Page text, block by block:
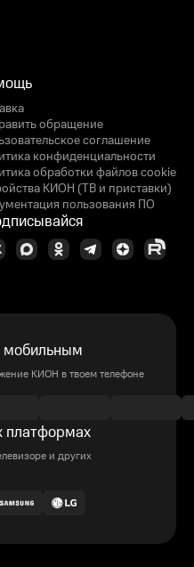
обращение
соглашение
конфиденциальности
обработки файлов cookie
КИОН (ТВ и приставки)
пользования ПО
мобильным
КИОН в твоем телефоне
платформах
и других